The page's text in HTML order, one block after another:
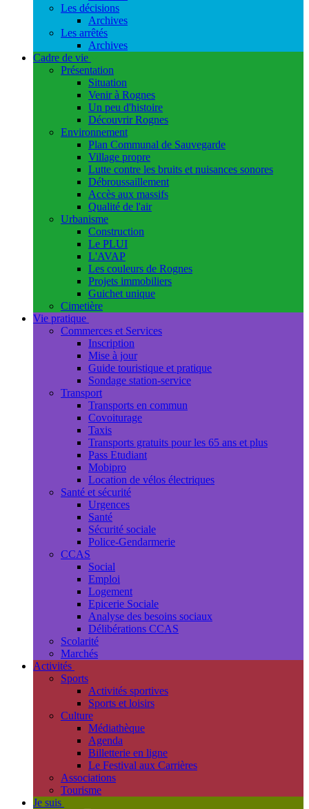
Les décisions
Archives
Les arrêtés
Archives
Cadre de vie
Présentation
Situation
Venir à Rognes
Un peu d'histoire
Découvrir Rognes
Environnement
Plan Communal de Sauvegarde
Village propre
Lutte contre les bruits et nuisances sonores
Débroussaillement
Accès aux massifs
Qualité de l'air
Urbanisme
Construction
Le PLUI
L'AVAP
Les couleurs de Rognes
Projets immobiliers
Guichet unique
Cimetière
Vie pratique
Commerces et Services
Inscription
Mise à jour
Guide touristique et pratique
Sondage station-service
Transport
Transports en commun
Covoiturage
Taxis
Transports gratuits pour les 65 ans et plus
Pass Etudiant
Mobipro
Location de vélos électriques
Santé et sécurité
Urgences
Santé
Sécurité sociale
Police-Gendarmerie
CCAS
Social
Emploi
Logement
Epicerie Sociale
Analyse des besoins sociaux
Délibérations CCAS
Scolarité
Marchés
Activités
Sports
Activités sportives
Sports et loisirs
Culture
Médiathèque
Agenda
Billetterie en ligne
Le Festival aux Carrières
Associations
Tourisme
Je suis